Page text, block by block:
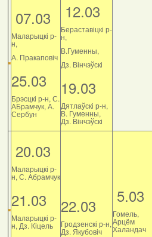
07.03
Маларыцкі р-
н,
А. Пракаповіч
25.03
Брэсцкі р-н, С.
АБрамчук, А.
Сербун
12.03
Бераставіцкі р-
н,
В.Гуменны,
Дз. Вінчэўскі
19.03
Дятлаўскі р-н,
В. Гуменны,
Дз. Вінчэўскі
20.03
Маларыцкі р-
н, С. Абрамчук
21.03
Маларыцкі р-
н, Дз. Кіцель
22.03
Гродзенскі р-н,
Дз. Якубовіч
5.03
Гомель,
Арцём
Халандач